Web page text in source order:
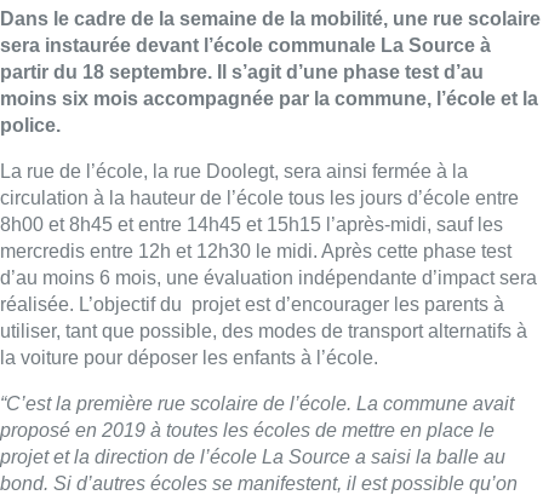
Dans le cadre de la semaine de la mobilité, une rue scolaire
sera instaurée devant l’école communale La Source à
partir du 18 septembre. Il s’agit d’une phase test d’au
moins six mois accompagnée par la commune, l’école et la
police.
La rue de l’école, la rue Doolegt, sera ainsi fermée à la
circulation à la hauteur de l’école tous les jours d’école entre
8h00 et 8h45 et entre 14h45 et 15h15 l’après-midi, sauf les
mercredis entre 12h et 12h30 le midi. Après cette phase test
d’au moins 6 mois, une évaluation indépendante d’impact sera
réalisée. L’objectif du projet est d’encourager les parents à
utiliser, tant que possible, des modes de transport alternatifs à
la voiture pour déposer les enfants à l’école.
“C’est la première rue scolaire de l’école. La commune avait
proposé en 2019 à toutes les écoles de mettre en place le
projet et la direction de l’école La Source a saisi la balle au
bond. Si d’autres écoles se manifestent, il est possible qu’on